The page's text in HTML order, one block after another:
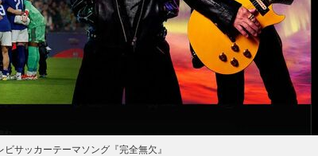
サッカーテーマソング『完全無欠』